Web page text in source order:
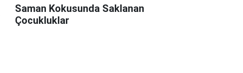
Saman Kokusunda Saklanan
Çocukluklar